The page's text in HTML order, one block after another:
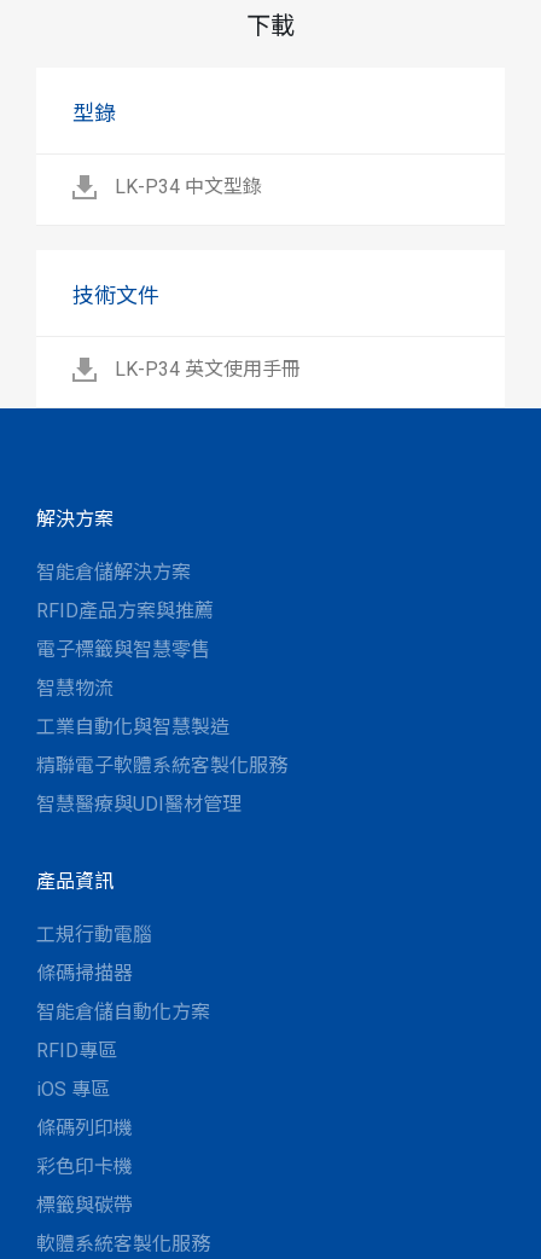
下載
型錄
LK-P34 中文型錄
技術文件
LK-P34 英文使用手冊
解決方案
智能倉儲解決方案
RFID產品方案與推薦
電子標籤與智慧零售
智慧物流
工業自動化與智慧製造
精聯電子軟體系統客製化服務
智慧醫療與UDI醫材管理
產品資訊
工規行動電腦
條碼掃描器
智能倉儲自動化方案
RFID專區
iOS 專區
條碼列印機
彩色印卡機
標籤與碳帶
軟體系統客製化服務